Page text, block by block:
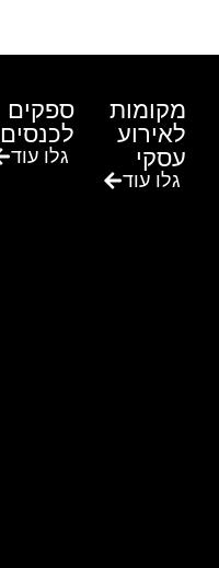
מקומות
לאירוע
עסקי
גלו עוד
ספקים
לכנסים
גלו עוד